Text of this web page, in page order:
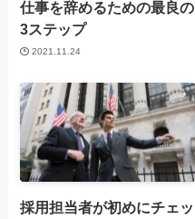
仕事を辞めるための最良の
3ステップ
2021.11.24
採用担当者が初めにチェッ